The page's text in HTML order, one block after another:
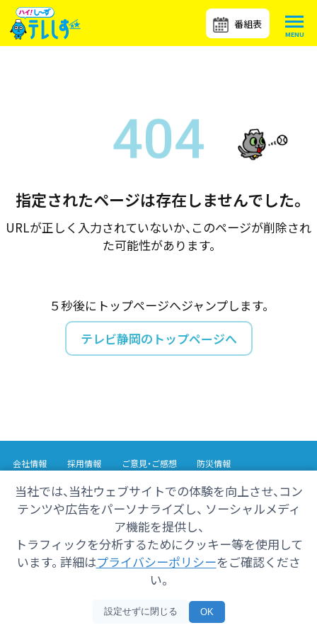
番組表
当社では、当社ウェブサイトでの体験を向上させ、コン
テンツや広告をパーソナライズし、 ソーシャルメディ
ア機能を提供し、
トラフィックを分析するためにクッキー等を使用して
います。 詳細はプライバシーポリシーをご確認くださ
い。
設定せずに閉じる OK
指定されたページは存在しませんでした。
URLが正しく入力されていないか、このページが削除され
た可能性があります。
５秒後にトップページへジャンプします。
テレビ静岡のトップページへ
会社情報 採用情報 ご意見・ご感想
防災情報
Copyright© 2025 SHIZUOKA TELECASTING Co.,Ltd.
All Rights Reserved.